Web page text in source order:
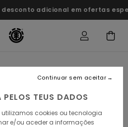
adicional em ofertas
TEUS DADOS
utilizamos cookies ou tecnologia
e/ou aceder a informações
Continuar sem aceitar